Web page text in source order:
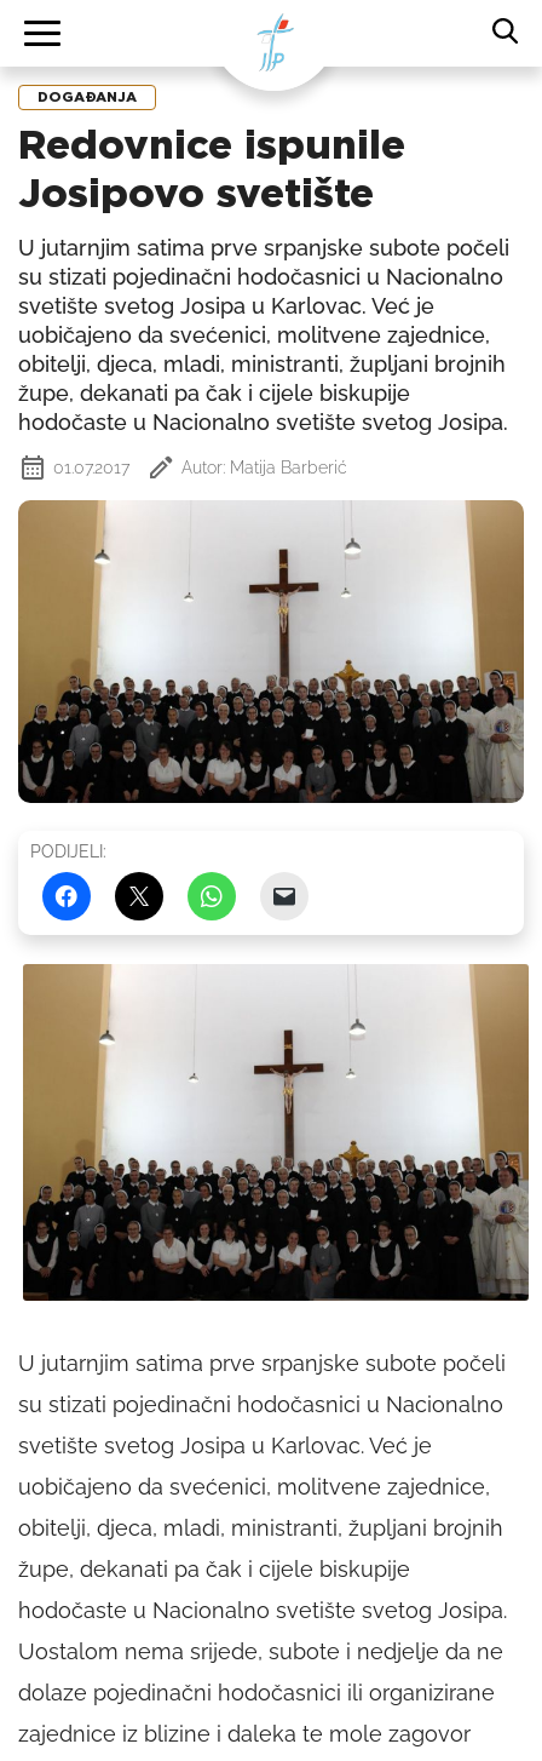
DOGAĐANJA
Redovnice ispunile
Josipovo svetište
U jutarnjim satima prve srpanjske subote počeli
su stizati pojedinačni hodočasnici u Nacionalno
svetište svetog Josipa u Karlovac. Već je
uobičajeno da svećenici, molitvene zajednice,
obitelji, djeca, mladi, ministranti, župljani brojnih
župe, dekanati pa čak i cijele biskupije
hodočaste u Nacionalno svetište svetog Josipa.
01.07.2017 Autor: Matija Barberić
PODIJELI:
U jutarnjim satima prve srpanjske subote počeli
su stizati pojedinačni hodočasnici u Nacionalno
svetište svetog Josipa u Karlovac. Već je
uobičajeno da svećenici, molitvene zajednice,
obitelji, djeca, mladi, ministranti, župljani brojnih
župe, dekanati pa čak i cijele biskupije
hodočaste u Nacionalno svetište svetog Josipa.
Uostalom nema srijede, subote i nedjelje da ne
dolaze pojedinačni hodočasnici ili organizirane
zajednice iz blizine i daleka te mole zagovor